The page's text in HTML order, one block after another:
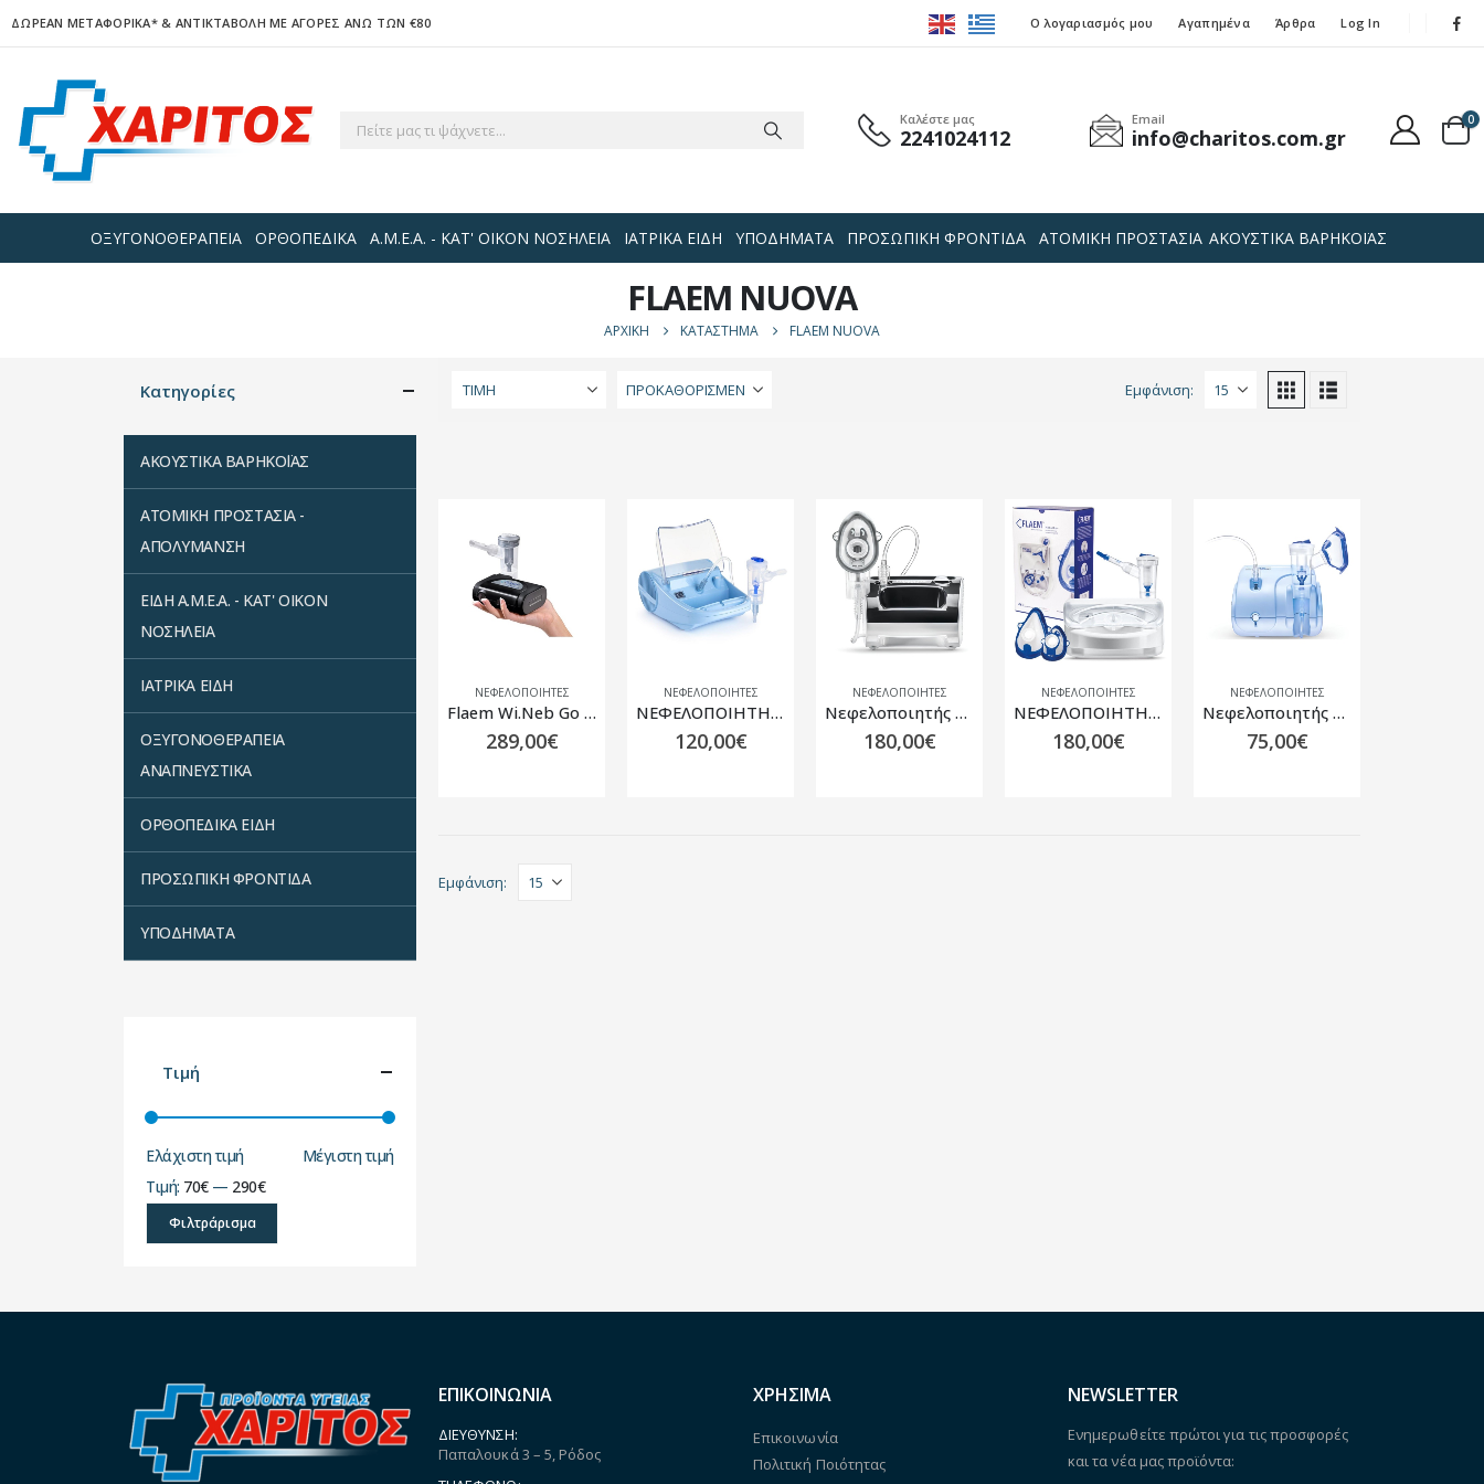
ΔΩΡΕΑΝ ΜΕΤΑΦΟΡΙΚΑ*& ΑΝΤΙΚΤΑΒΟΛΗ ΜΕ ΑΓΟΡΕΣ ΑΝΩ ΤΩΝ €80 Ο λογαριασμός μου Αγαπημένα Άρθρα Log In
Καλέστε μας
2241024112
Email
info@charitos.com.gr
0
ΟΞΥΓΟΝΟΘΕΡΑΠΕΙΑ ΟΡΘΟΠΕΔΙΚΑ Α.Μ.Ε.Α. - ΚΑΤ' ΟΙΚΟΝ ΝΟΣΗΛΕΙΑ ΙΑΤΡΙΚΑ ΕΙΔΗ ΥΠΟΔΗΜΑΤΑ ΠΡΟΣΩΠΙΚΗ ΦΡΟΝΤΙΔΑ ΑΤΟΜΙΚΗ ΠΡΟΣΤΑΣΙΑ ΑΚΟΥΣΤΙΚΑ ΒΑΡΗΚΟΪΑΣ
FLAEM NUOVA
ΑΡΧΙΚΉ ΚΑΤΆΣΤΗΜΑ FLAEM NUOVA
ΤΙΜΉ Εμφάνιση:
ΝΕΦΕΛΟΠΟΙΉΤΕΣ
Flaem Wi.Neb Go ΝΕΦΕΛΟΠΟΙΗΤΗΣ ΦΟΡΗΤΟΣ CE-0051
289,00€
ΝΕΦΕΛΟΠΟΙΉΤΕΣ
ΝΕΦΕΛΟΠΟΙΗΤΗΣ DELPHINUS BY FLAEM
120,00€
ΝΕΦΕΛΟΠΟΙΉΤΕΣ
Νεφελοποιητής Flaem Respir Air 0805962
180,00€
ΝΕΦΕΛΟΠΟΙΉΤΕΣ
ΝΕΦΕΛΟΠΟΙΗΤΗΣ NEBULAIR PLUS BY FLAEM EL37P00
180,00€
ΝΕΦΕΛΟΠΟΙΉΤΕΣ
Νεφελοποιητής Διπλής Ταχύτητας NEB AID 0805960
75,00€
Εμφάνιση:
Κατηγορίες
ΑΚΟΥΣΤΙΚΑ ΒΑΡΗΚΟΪΑΣ
ΑΤΟΜΙΚΗ ΠΡΟΣΤΑΣΙΑ -
ΑΠΟΛΥΜΑΝΣΗ
ΕΙΔΗ Α.Μ.Ε.Α. - ΚΑΤ' ΟΙΚΟΝ
ΝΟΣΗΛΕΙΑ
ΙΑΤΡΙΚΑ ΕΙΔΗ
ΟΞΥΓΟΝΟΘΕΡΑΠΕΙΑ
ΑΝΑΠΝΕΥΣΤΙΚΑ
ΟΡΘΟΠΕΔΙΚΑ ΕΙΔΗ
ΠΡΟΣΩΠΙΚΗ ΦΡΟΝΤΙΔΑ
ΥΠΟΔΗΜΑΤΑ
Τιμή
Ελάχιστη τιμή Μέγιστη τιμή
Φιλτράρισμα
Τιμή: 70€— 290€
ΕΠΙΚΟΙΝΩΝΙΑ
ΔΙΕΎΘΥΝΣΗ:
Παπαλουκά 3 – 5, Ρόδος
ΧΡΗΣΙΜΑ
Επικοινωνία
Πολιτική Ποιότητας
NEWSLETTER
Ενημερωθείτε πρώτοι για τις προσφορές
και τα νέα μας προϊόντα: